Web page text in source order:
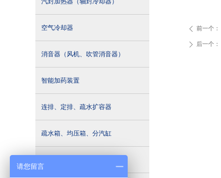
ꄴ 前一个：
ꄲ 后一个：
空气冷却器
消音器（风机、吹管消音器）
智能加药装置
连排、定排、疏水扩容器
疏水箱、均压箱、分汽缸
请您留言